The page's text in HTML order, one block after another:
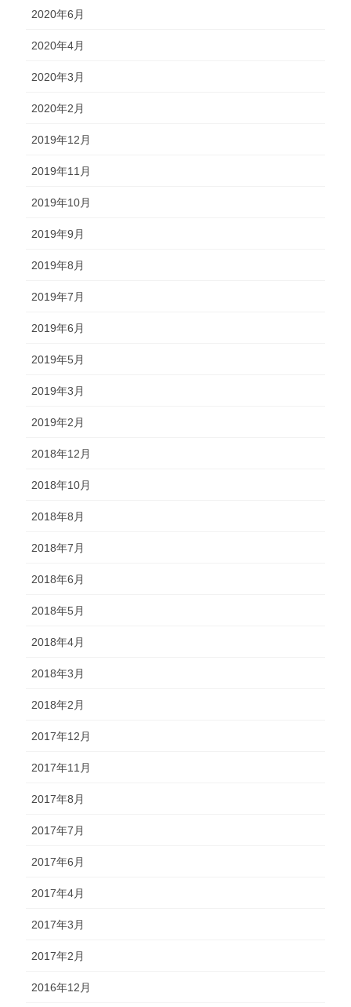
2020年6月
2020年4月
2020年3月
2020年2月
2019年12月
2019年11月
2019年10月
2019年9月
2019年8月
2019年7月
2019年6月
2019年5月
2019年3月
2019年2月
2018年12月
2018年10月
2018年8月
2018年7月
2018年6月
2018年5月
2018年4月
2018年3月
2018年2月
2017年12月
2017年11月
2017年8月
2017年7月
2017年6月
2017年4月
2017年3月
2017年2月
2016年12月